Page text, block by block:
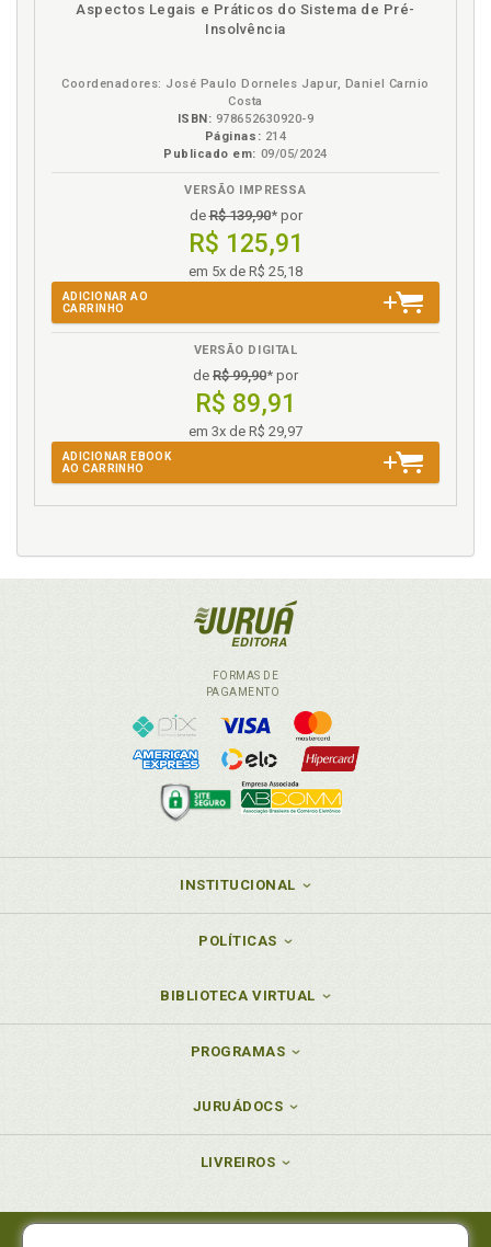
na
Aspectos Legais e Práticos do Sistema de Pré-
Insolvência
Coordenadores: José Paulo Dorneles Japur, Daniel Carnio
Costa
ISBN: 978652630920-9
Páginas: 214
Publicado em: 09/05/2024
VERSÃO IMPRESSA
deR$ 139,90* por
R$ 125,91
em 5x de R$ 25,18
ADICIONAR AO
CARRINHO
VERSÃO DIGITAL
de R$ 99,90* por
R$ 89,91
em 3x de R$ 29,97
ADICIONAR EBOOK
AO CARRINHO
FORMAS DE
PAGAMENTO
INSTITUCIONAL
POLÍTICAS
BIBLIOTECA VIRTUAL
PROGRAMAS
JURUÁDOCS
LIVREIROS